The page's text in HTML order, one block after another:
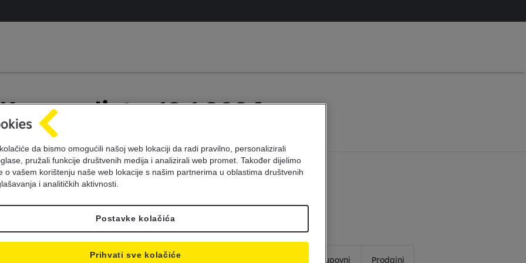
lista 18.1.2024
Oznaka
Jed
Kupovni
Kupovni
Prodajni
da bismo omogućili našoj web lokaciji da radi pravilno, personalizirali
pružali funkcije društvenih medija i analizirali web promet. Također dijelimo
o vašem korištenju naše web lokacije s našim partnerima u oblastima društvenih
i analitičkih aktivnosti.
Postavke kolačića
Prihvati sve kolačiće